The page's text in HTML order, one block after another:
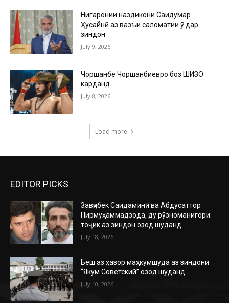
Нигаронии наздикони Саидумар
Ҳусайнӣ аз вазъи саломатии ӯ дар
зиндон
July 9, 2026
Чоршанбе Чоршанбиевро боз ШИЗО
карданд
July 8, 2026
Load more
EDITOR PICKS
Завқибек Саидаминӣ ва Абдусаттор
Пирмуҳаммадзода, ду рӯзноманигори
тоҷик аз зиндон озод шуданд
July 18, 2026
Беш аз ҳазор маҳкумшуда аз зиндони
“Якум Советский” озод шуданд
July 10, 2026